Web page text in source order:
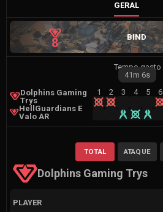
GERAL
8 BIND
Tempo gasto
41m 6s
Dolphins Gaming
Trys
HellGuardians E
Valo AR
1 2 3 4 5 6
Dolphins Gaming Trys
TOTAL ATAQUE
PLAYER